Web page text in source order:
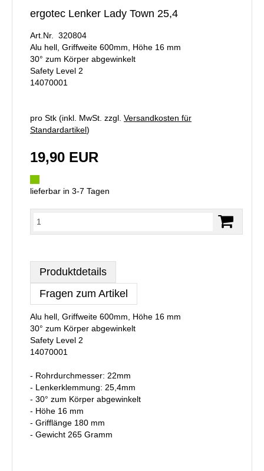
ergotec Lenker Lady Town 25,4
Art.Nr. 320804
Alu hell, Griffweite 600mm, Höhe 16 mm
30° zum Körper abgewinkelt
Safety Level 2
14070001
pro Stk (inkl. MwSt. zzgl. Versandkosten für
Standardartikel)
19,90 EUR
lieferbar in 3-7 Tagen
Produktdetails
Fragen zum Artikel
Alu hell, Griffweite 600mm, Höhe 16 mm
30° zum Körper abgewinkelt
Safety Level 2
14070001
- Rohrdurchmesser: 22mm
- Lenkerklemmung: 25,4mm
- 30° zum Körper abgewinkelt
- Höhe 16 mm
- Grifflänge 180 mm
- Gewicht 265 Gramm